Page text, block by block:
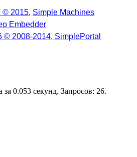
© 2015, Simple Machines
Embedder
© 2008-2014, SimplePortal
0.053 секунд. Запросов: 26.